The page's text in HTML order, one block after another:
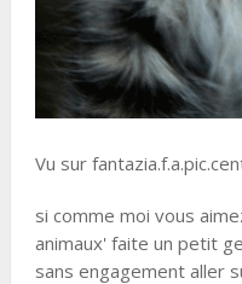
Vu sur
si comme moi vous
animaux' faite un petit
sans engagement aller